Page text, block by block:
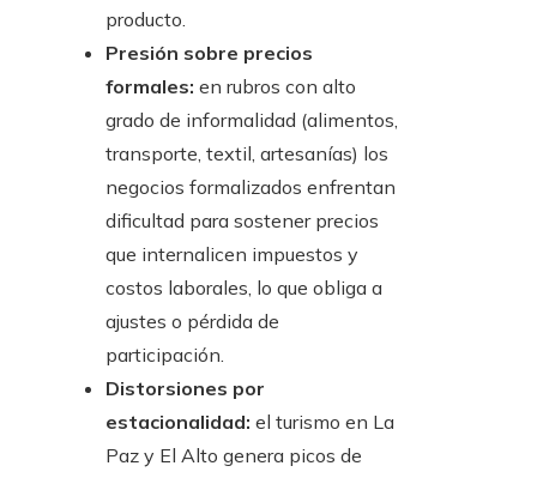
producto.
Presión sobre precios
formales: en rubros con alto
grado de informalidad (alimentos,
transporte, textil, artesanías) los
negocios formalizados enfrentan
dificultad para sostener precios
que internalicen impuestos y
costos laborales, lo que obliga a
ajustes o pérdida de
participación.
Distorsiones por
estacionalidad: el turismo en La
Paz y El Alto genera picos de